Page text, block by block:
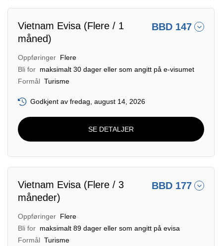
Vietnam Evisa (Flere / 1
måned)
BBD 147
Oppføringer Flere
Bli for maksimalt 30 dager eller som angitt på e-visumet
Formål Turisme
Godkjent av fredag, august 14, 2026
SE DETALJER
Vietnam Evisa (Flere / 3
måneder)
BBD 177
Oppføringer Flere
Bli for maksimalt 89 dager eller som angitt på evisa
Formål Turisme